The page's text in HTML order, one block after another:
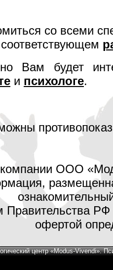
со всеми
Вам будет
и психологе.
ООО
Правительства
офертой
центр «Modus-Vivendi».